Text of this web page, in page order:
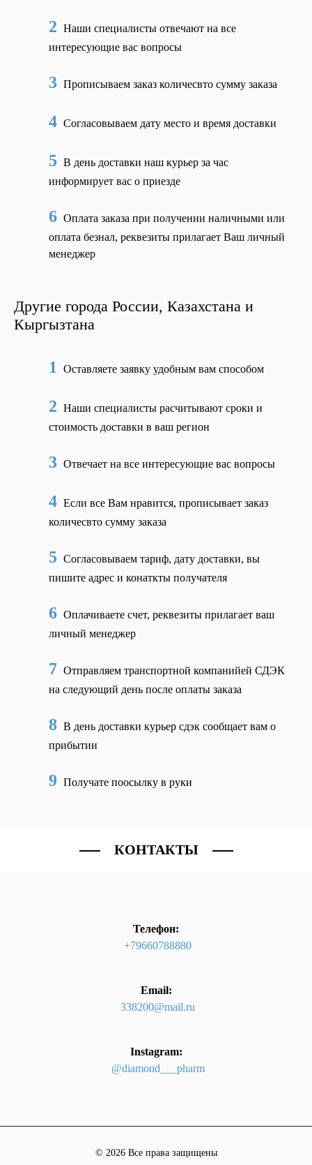
2 Наши специалисты отвечают на все
интересующие вас вопросы
3 Прописываем заказ количесвто сумму заказа
4 Согласовываем дату место и время доставки
5 В день доставки наш курьер за час
информирует вас о приезде
6 Оплата заказа при получении наличными или
оплата безнал, реквезиты прилагает Ваш личный
менеджер
Другие города России, Казахстана и
Кыргызтана
1 Оставляете заявку удобным вам способом
2 Наши специалисты расчитывают сроки и
стоимость доставки в ваш регион
3 Отвечает на все интересующие вас вопросы
4 Если все Вам нравится, прописывает заказ
количесвто сумму заказа
5 Согласовываем тариф, дату доставки, вы
пишите адрес и конаткты получателя
6 Оплачиваете счет, реквезиты прилагает ваш
личный менеджер
7 Отправляем транспортной компанийей СДЭК
на следующий день после оплаты заказа
8 В день доставки курьер сдэк сообщает вам о
прибытии
9 Получате поосылку в руки
КОНТАКТЫ
Телефон:
+79660788880
Email:
338200@mail.ru
Instagram:
@diamond___pharm
© 2026 Все права защищены